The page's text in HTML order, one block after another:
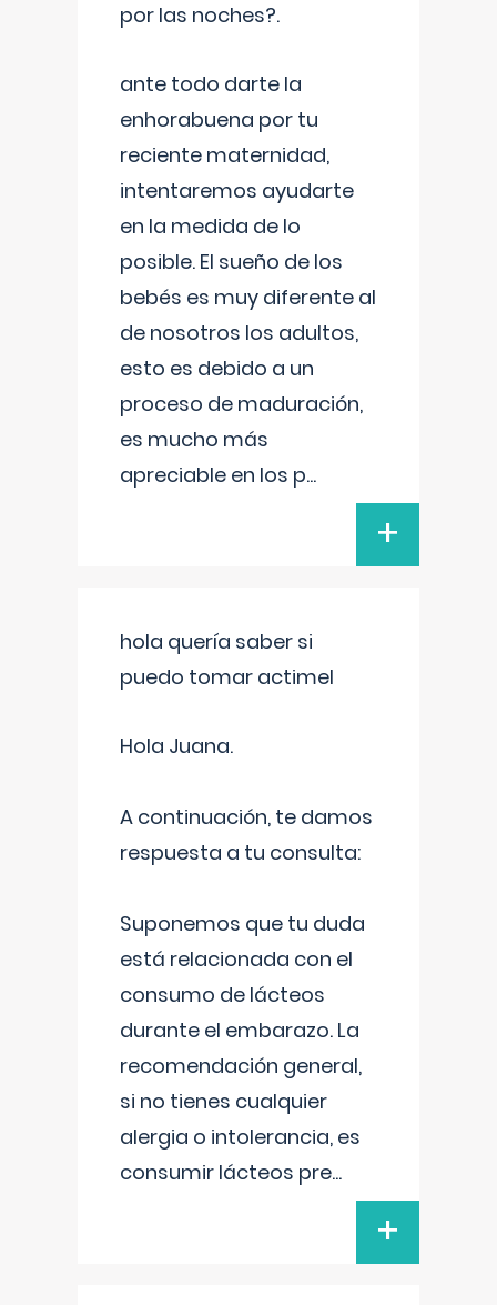
por las noches?.
ante todo darte la
enhorabuena por tu
reciente maternidad,
intentaremos ayudarte
en la medida de lo
posible. El sueño de los
bebés es muy diferente al
de nosotros los adultos,
esto es debido a un
proceso de maduración,
es mucho más
apreciable en los p...
+
hola quería saber si
puedo tomar actimel
Hola Juana.
A continuación, te damos
respuesta a tu consulta:
Suponemos que tu duda
está relacionada con el
consumo de lácteos
durante el embarazo. La
recomendación general,
si no tienes cualquier
alergia o intolerancia, es
consumir lácteos pre...
+